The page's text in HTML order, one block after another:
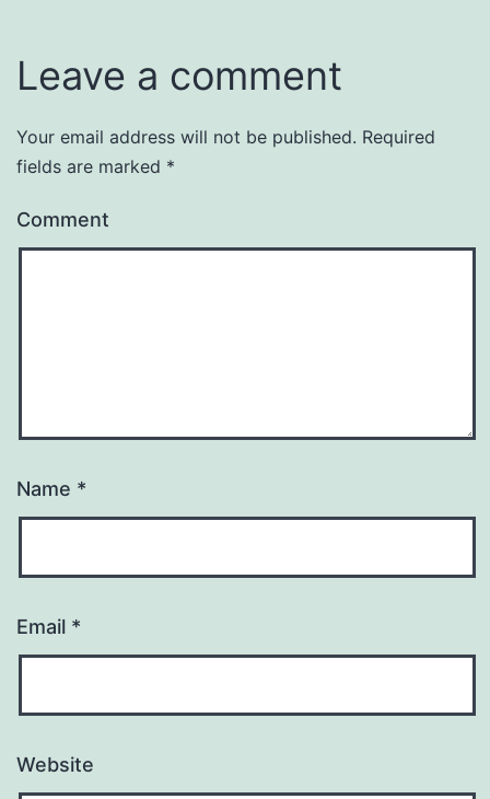
Leave a comment
Your email address will not be published. Required
fields are marked *
Comment
Name *
Email *
Website